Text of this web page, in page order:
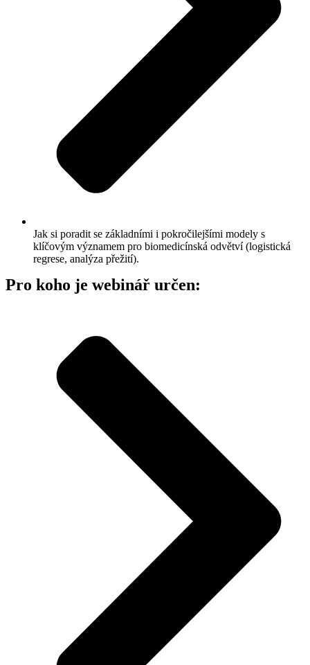
Jak si poradit se základními i pokročilejšími modely s
klíčovým významem pro biomedicínská odvětví (logistická
regrese, analýza přežití).
Pro koho je webinář určen: